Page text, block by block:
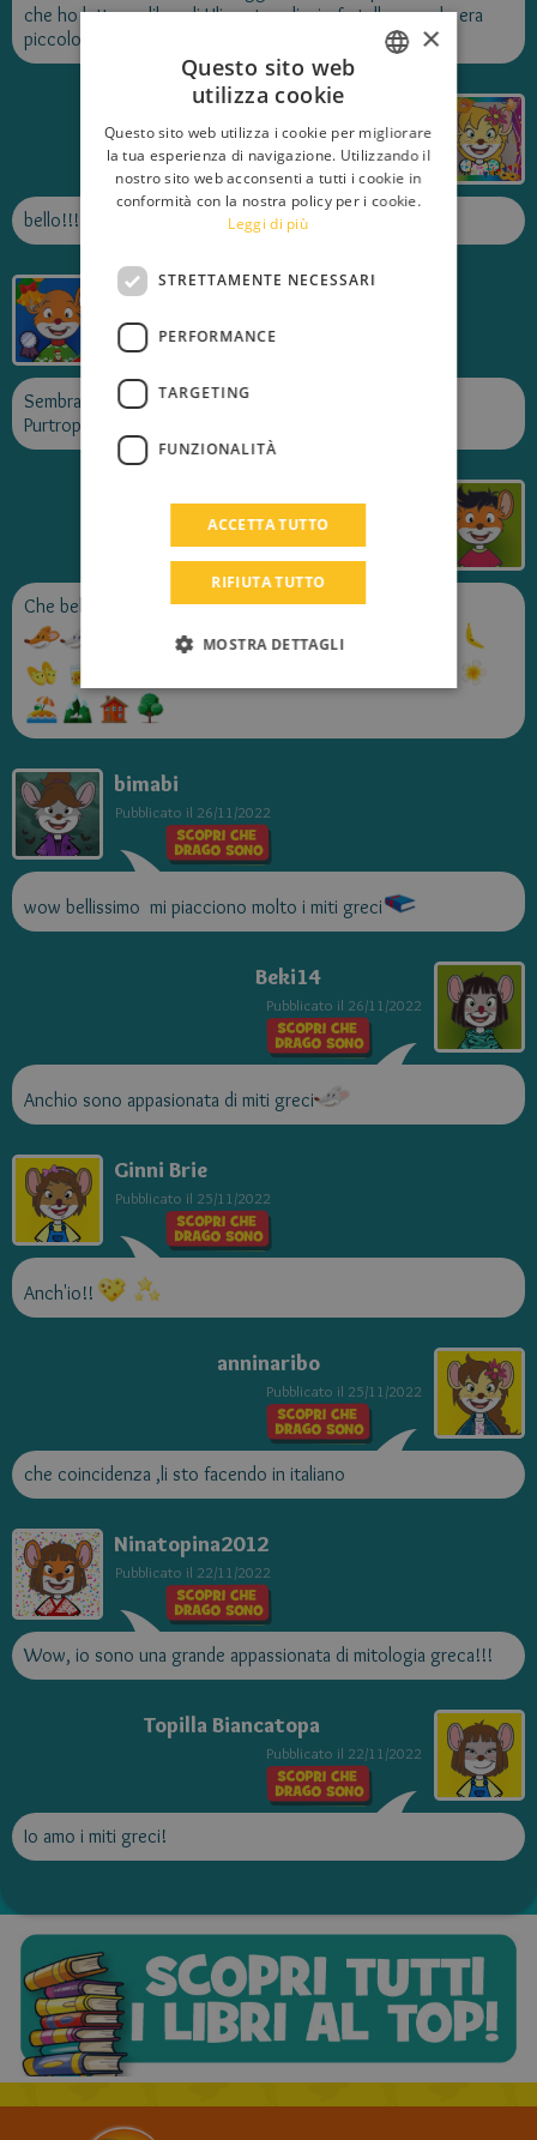
che ho letto un libro di Ulisse tuo di mio fratello quando era
piccolo
vincitrice.com
Pubblicato il27/11/2022
bello!!! io non ho mai letto libri coi miti greci...
Topo In Camper
Sembra molto bello...
Purtroppo però a me l'epica non è mai piaciuta! XD
Pubblicato il
Che bello !!!
bimabi
Pubblicato il 26/11/2022
wow bellissimo mi piacciono molto i miti greci
Beki14
Pubblicato il 26/11/2022
Anchio sono appasionata di miti greci
Ginni Brie
Pubblicato il 25/11/2022
Anch'io!!
anninaribo
Pubblicato il 25/11/2022
che coincidenza ,li sto facendo in italiano
Ninatopina2012
Pubblicato il 22/11/2022
Wow, io sono una grande appassionata di mitologia greca!!!
Topilla Biancatopa
Pubblicato il 22/11/2022
Io amo i miti greci!
ITALIAN
ENGLISH
FRENCH
DUTCH
×
Questo sito web
utilizza cookie
Questo sito web utilizza i cookie per migliorare
la tua esperienza di navigazione. Utilizzando il
nostro sito web acconsenti a tutti i cookie in
conformità con la nostra policy per i cookie.
Leggi di più
STRETTAMENTE NECESSARI
PERFORMANCE
TARGETING
FUNZIONALITÀ
ACCETTA TUTTO
RIFIUTA TUTTO
MOSTRA DETTAGLI